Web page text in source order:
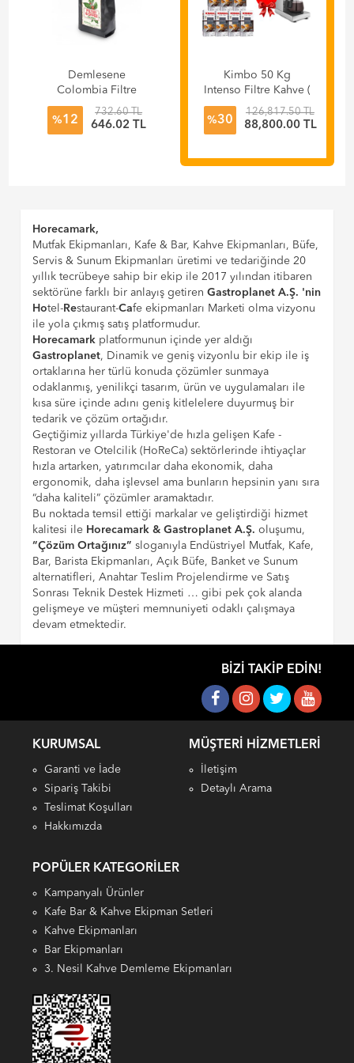
Demlesene
Colombia Filtre
Kahve 500 gr
%12
732.60 TL
646.02 TL
Kimbo 50 Kg
Intenso Filtre Kahve (
250 gr x 200 Paket )
Filtre Kahve
Makinesi Hediye
%30
126,817.50 TL
88,800.00 TL
Horecamark,
Mutfak Ekipmanları, Kafe & Bar, Kahve Ekipmanları, Büfe,
Servis & Sunum Ekipmanları üretimi ve tedariğinde 20
yıllık tecrübeye sahip bir ekip ile 2017 yılından itibaren
sektörüne farklı bir anlayış getirenGastroplanet A.Ş. 'nin
Hotel-Restaurant-Cafe ekipmanları Marketi olma vizyonu
ile yola çıkmış satış platformudur.
Horecamark platformunun içinde yer aldığı
Gastroplanet, Dinamik ve geniş vizyonlu bir ekip ile iş
ortaklarına her türlü konuda çözümler sunmaya
odaklanmış, yenilikçi tasarım, ürün ve uygulamaları ile
kısa süre içinde adını geniş kitlelelere duyurmuş bir
tedarik ve çözüm ortağıdır.
Geçtiğimiz yıllarda Türkiye'de hızla gelişen Kafe -
Restoran ve Otelcilik (HoReCa) sektörlerinde ihtiyaçlar
hızla artarken, yatırımcılar daha ekonomik, daha
ergonomik, daha işlevsel ama bunların hepsinin yanı sıra
“daha kaliteli” çözümler aramaktadır.
Bu noktada temsil ettiği markalar ve geliştirdiği hizmet
kalitesi ile Horecamark & Gastroplanet A.Ş. oluşumu,
“Çözüm Ortağınız” sloganıyla Endüstriyel Mutfak, Kafe,
Bar, Barista Ekipmanları, Açık Büfe, Banket ve Sunum
alternatifleri, Anahtar Teslim Projelendirme ve Satış
Sonrası Teknik Destek Hizmeti … gibi pek çok alanda
gelişmeye ve müşteri memnuniyeti odaklı çalışmaya
devam etmektedir.
BIZI TAKIP EDIN!
KURUMSAL
Garanti ve İade
Sipariş Takibi
Teslimat Koşulları
Hakkımızda
MÜŞTERI HIZMETLERI
İletişim
Detaylı Arama
POPÜLER KATEGORILER
Kampanyalı Ürünler
Kafe Bar & Kahve Ekipman Setleri
Kahve Ekipmanları
Bar Ekipmanları
3. Nesil Kahve Demleme Ekipmanları